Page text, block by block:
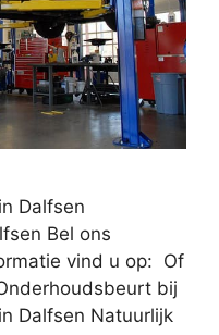
Dalfsen
Bel ons
vind u op: Of
bij
Dalfsen Natuurlijk